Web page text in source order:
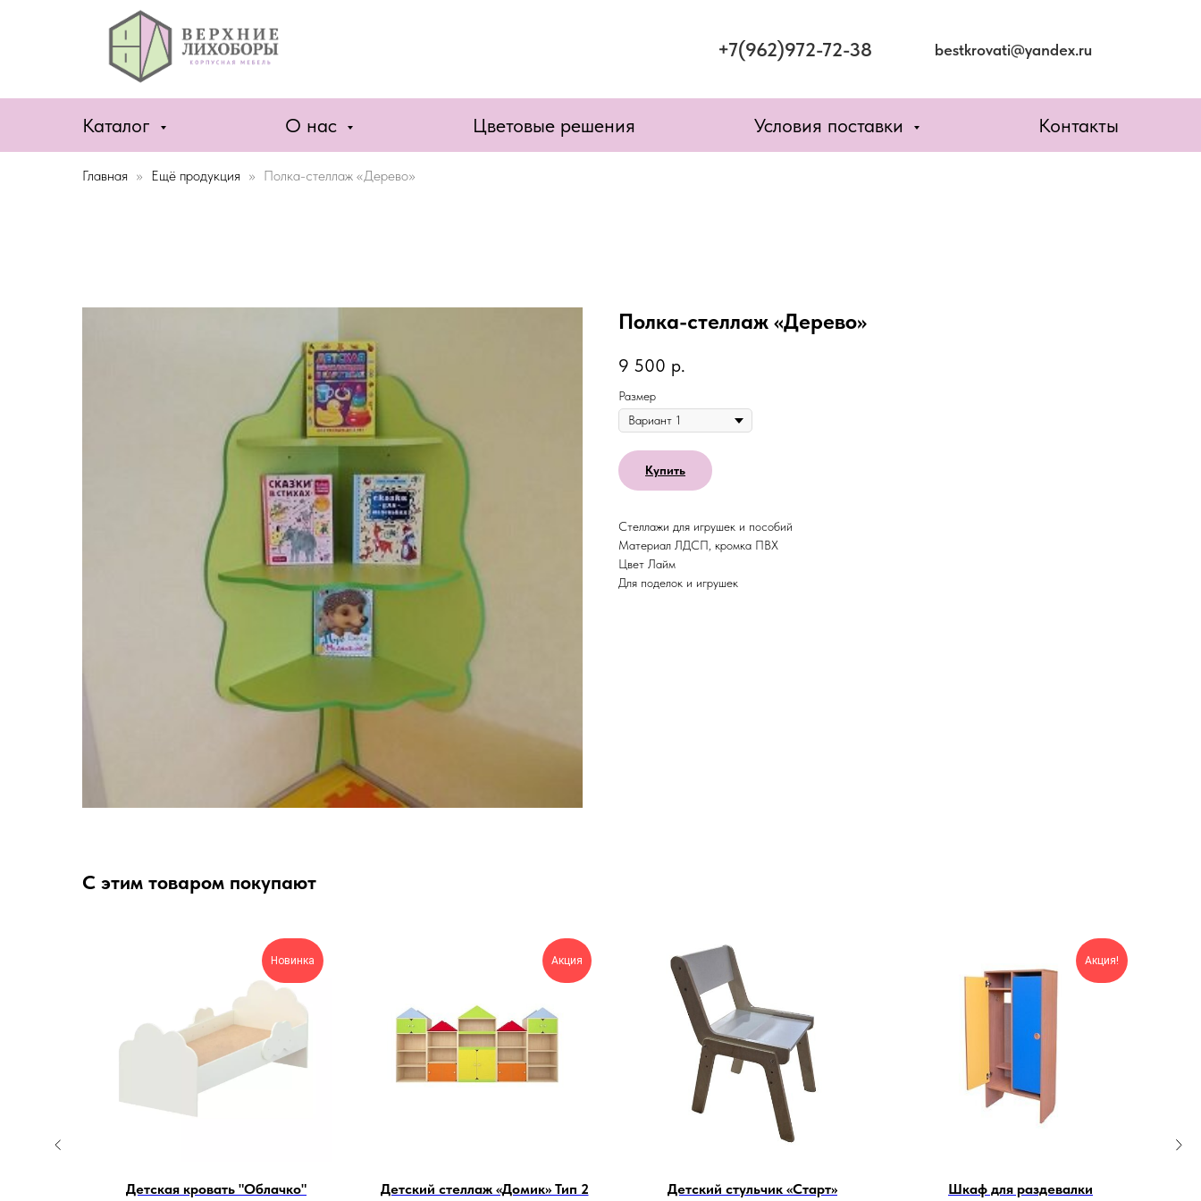
+7(962)972-72-38 bestkrovati@yandex.ru
Каталог О нас Цветовые решения Условия поставки Контакты
Главная Ещё продукция Полка-стеллаж «Дерево»
Полка-стеллаж «Дерево»
9 500 р.
Размер
Купить
Стеллажи для игрушек и пособий
Материал ЛДСП, кромка ПВХ
Цвет Лайм
Для поделок и игрушек
С этим товаром покупают
Новинка
Детская кровать "Облачко"
Акция
Детский стеллаж «Домик» Тип 2
Детский стульчик «Старт»
Акция!
Шкаф для раздевалки